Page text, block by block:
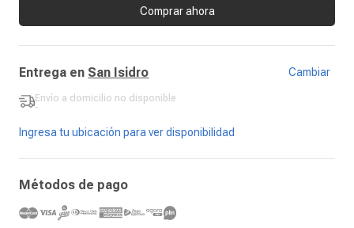
Comprar ahora
Entrega en San Isidro Cambiar
Envío a domicilio no disponible
-
Ingresa tu ubicación para ver disponibilidad
Métodos de pago